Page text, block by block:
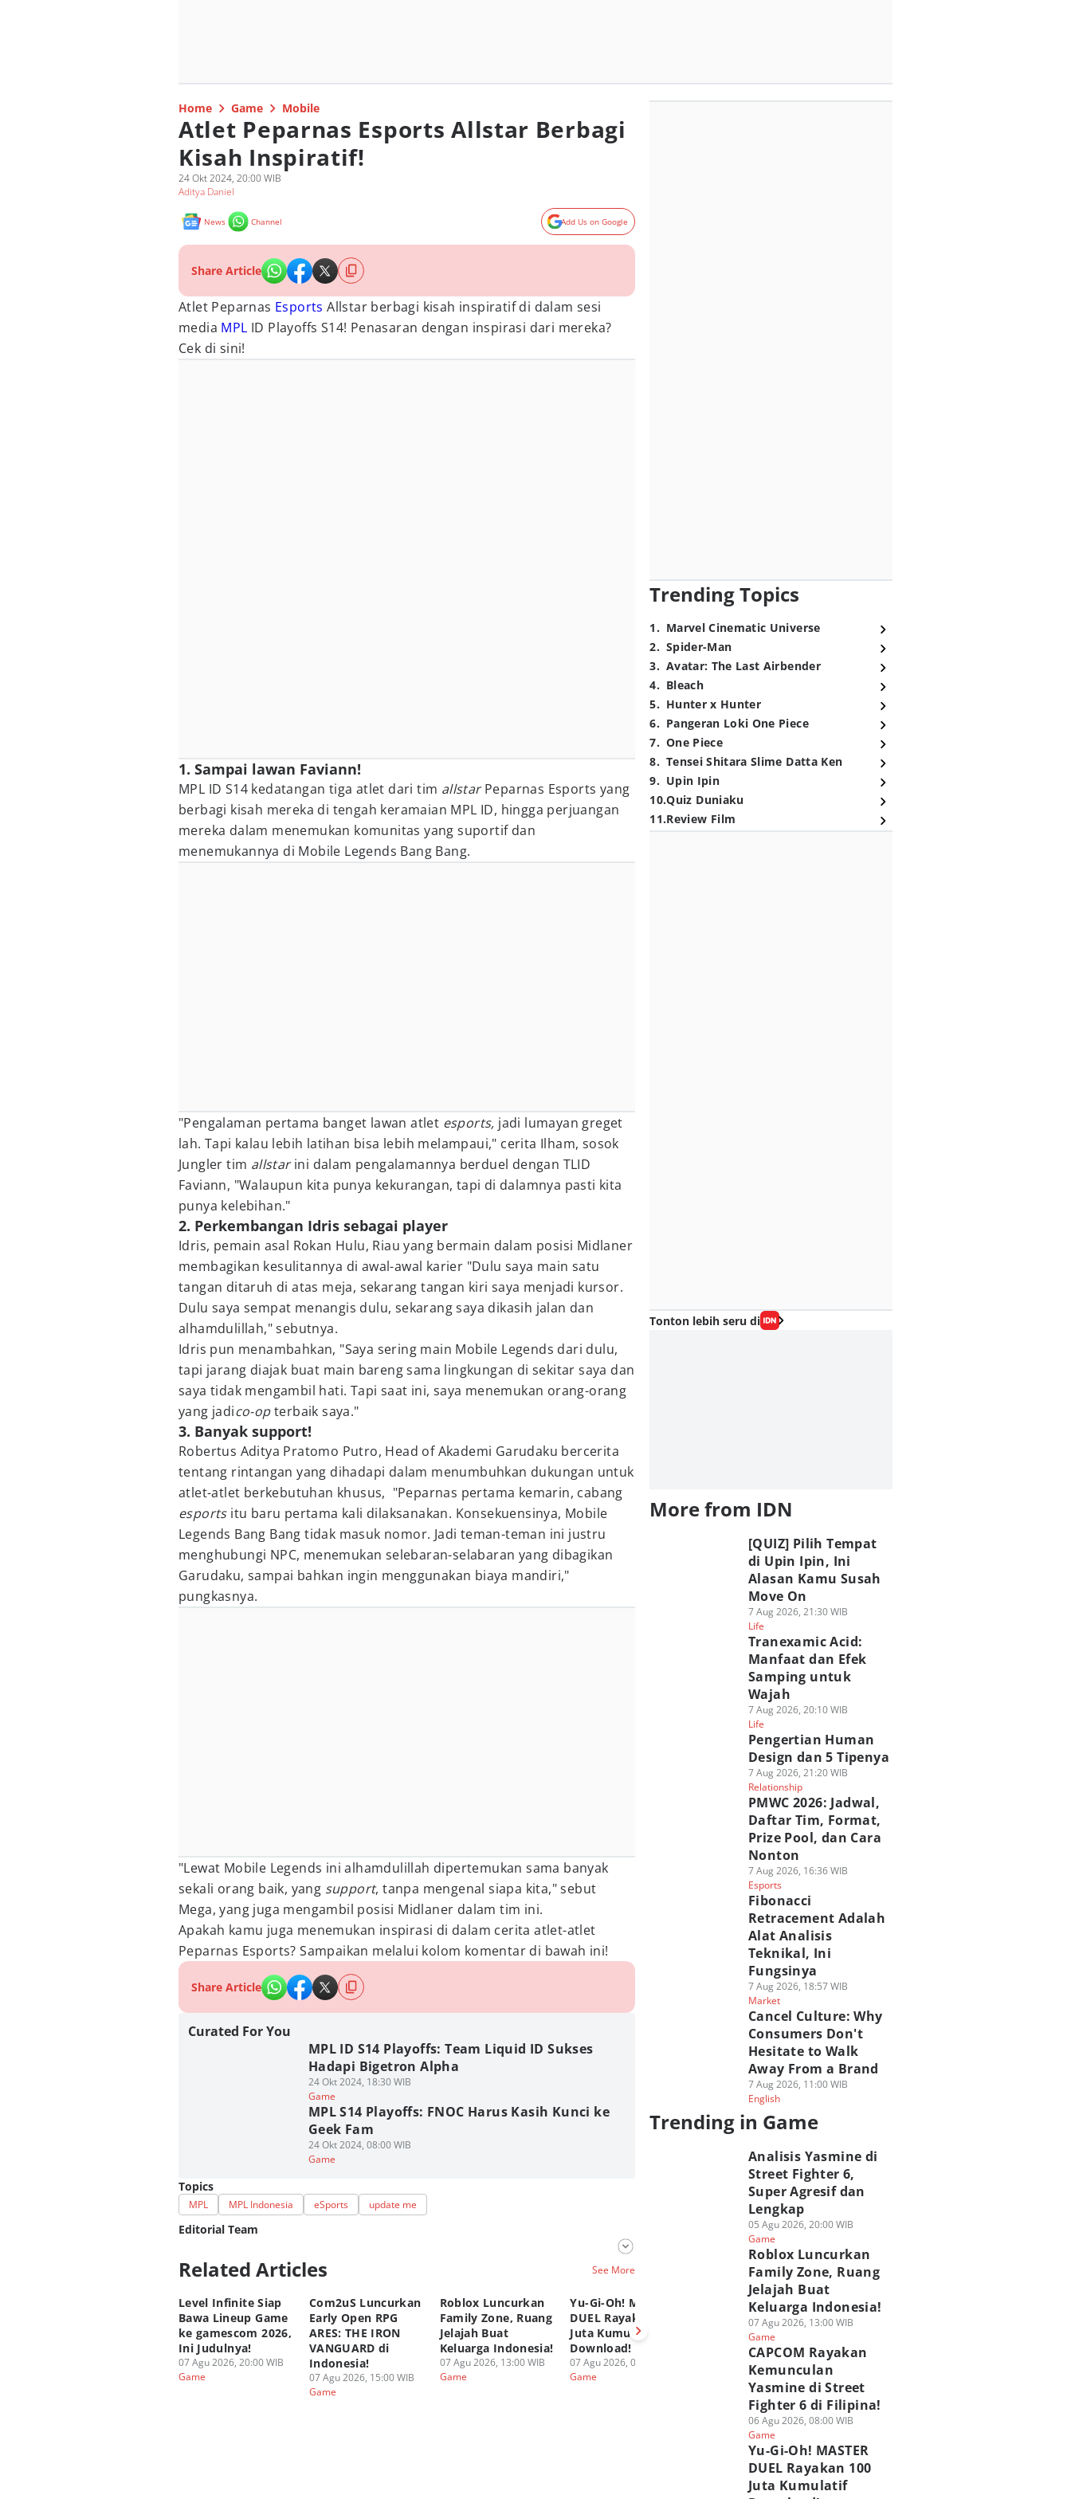
Home Game Mobile
Atlet Peparnas Esports Allstar Berbagi
Kisah Inspiratif!
24 Okt 2024, 20:00 WIB
Aditya Daniel
News Channel Add Us on Google
Share Article
Atlet Peparnas Esports Allstar berbagi kisah inspiratif di dalam sesi
media MPL ID Playoffs S14! Penasaran dengan inspirasi dari mereka?
Cek di sini!
1. Sampai lawan Faviann!
MPL ID S14 kedatangan tiga atlet dari tim allstarPeparnas Esports yang
berbagi kisah mereka di tengah keramaian MPL ID, hingga perjuangan
mereka dalam menemukan komunitas yang suportif dan
menemukannya di Mobile Legends Bang Bang.
"Pengalaman pertama banget lawan atlet esports, jadi lumayan greget
lah. Tapi kalau lebih latihan bisa lebih melampaui," cerita Ilham, sosok
Jungler tim allstarini dalam pengalamannya berduel dengan TLID
Faviann, "Walaupun kita punya kekurangan, tapi di dalamnya pasti kita
punya kelebihan."
2. Perkembangan Idris sebagai player
Idris, pemain asal Rokan Hulu, Riau yang bermain dalam posisi Midlaner
membagikan kesulitannya di awal-awal karier "Dulu saya main satu
tangan ditaruh di atas meja, sekarang tangan kiri saya menjadi kursor.
Dulu saya sempat menangis dulu, sekarang saya dikasih jalan dan
alhamdulillah," sebutnya.
Idris pun menambahkan, "Saya sering main Mobile Legends dari dulu,
tapi jarang diajak buat main bareng sama lingkungan di sekitar saya dan
saya tidak mengambil hati. Tapi saat ini, saya menemukan orang-orang
yang jadico-opterbaik saya."
3. Banyak support!
Robertus Aditya Pratomo Putro, Head of Akademi Garudaku bercerita
tentang rintangan yang dihadapi dalam menumbuhkan dukungan untuk
atlet-atlet berkebutuhan khusus, "Peparnas pertama kemarin, cabang
esports itu baru pertama kali dilaksanakan. Konsekuensinya, Mobile
Legends Bang Bang tidak masuk nomor. Jadi teman-teman ini justru
menghubungi NPC, menemukan selebaran-selabaran yang dibagikan
Garudaku, sampai bahkan ingin menggunakan biaya mandiri,"
pungkasnya.
"Lewat Mobile Legends ini alhamdulillah dipertemukan sama banyak
sekali orang baik, yang support, tanpa mengenal siapa kita," sebut
Mega, yang juga mengambil posisi Midlaner dalam tim ini.
Apakah kamu juga menemukan inspirasi di dalam cerita atlet-atlet
Peparnas Esports? Sampaikan melalui kolom komentar di bawah ini!
Share Article
Curated For You
MPL ID S14 Playoffs: Team Liquid ID Sukses
Hadapi Bigetron Alpha
24 Okt 2024, 18:30 WIB
Game
MPL S14 Playoffs: FNOC Harus Kasih Kunci ke
Geek Fam
24 Okt 2024, 08:00 WIB
Game
Topics
MPL MPL Indonesia eSports update me
Editorial Team
Editor
Fahrul Razi Uni Nurullah
Editor
Aditya Daniel
Related Articles See More
Level Infinite Siap
Bawa Lineup Game
ke gamescom 2026,
Ini Judulnya!
07 Agu 2026, 20:00 WIB
Game
Com2uS Luncurkan
Early Open RPG
ARES: THE IRON
VANGUARD di
Indonesia!
07 Agu 2026, 15:00 WIB
Game
Roblox Luncurkan
Family Zone, Ruang
Jelajah Buat
Keluarga Indonesia!
07 Agu 2026, 13:00 WIB
Game
Yu-Gi-Oh! MASTER
DUEL Rayakan 100
Juta Kumulatif
Download!
07 Agu 2026, 08:00 WIB
Game
CAPCOM Rayakan
Kemunculan
Yasmine di Street
Fighter 6 di Filipina!
06 Agu 2026, 08:00 WIB
Analisis Yasmine di
Street Fighter 6,
Lengkap
Game
Trending Topics
1. Marvel Cinematic Universe
2. Spider-Man
3. Avatar: The Last Airbender
4. Bleach
5. Hunter x Hunter
6. Pangeran Loki One Piece
7. One Piece
8. Tensei Shitara Slime Datta Ken
9. Upin Ipin
10.Quiz Duniaku
11.Review Film
Tonton lebih seru di
More from IDN
[QUIZ] Pilih Tempat
di Upin Ipin, Ini
Alasan Kamu Susah
Move On
7 Aug 2026, 21:30 WIB
Life
Tranexamic Acid:
Manfaat dan Efek
Samping untuk
Wajah
7 Aug 2026, 20:10 WIB
Life
Pengertian Human
Design dan 5 Tipenya
7 Aug 2026, 21:20 WIB
Relationship
PMWC 2026: Jadwal,
Daftar Tim, Format,
Prize Pool, dan Cara
Nonton
7 Aug 2026, 16:36 WIB
Esports
Fibonacci
Retracement Adalah
Alat Analisis
Teknikal, Ini
Fungsinya
7 Aug 2026, 18:57 WIB
Market
Cancel Culture: Why
Consumers Don't
Hesitate to Walk
Away From a Brand
7 Aug 2026, 11:00 WIB
English
Trending in Game
Analisis Yasmine di
Street Fighter 6,
Super Agresif dan
Lengkap
05 Agu 2026, 20:00 WIB
Game
Roblox Luncurkan
Family Zone, Ruang
Jelajah Buat
Keluarga Indonesia!
07 Agu 2026, 13:00 WIB
Game
CAPCOM Rayakan
Kemunculan
Yasmine di Street
Fighter 6 di Filipina!
06 Agu 2026, 08:00 WIB
Game
Yu-Gi-Oh! MASTER
DUEL Rayakan 100
Juta Kumulatif